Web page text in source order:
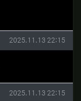
작성일
2025.11.13 22:15
작성일
2025.11.13 22:15